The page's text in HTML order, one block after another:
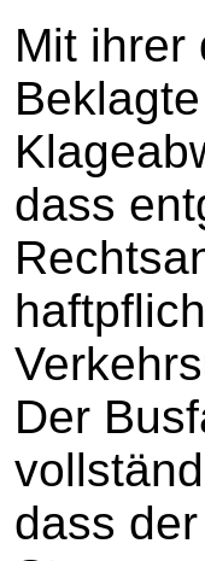
Mit ihrer
dass
Der
dass